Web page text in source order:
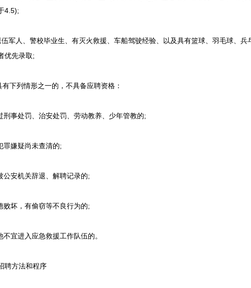
4.5);
人、警校毕业生、有灭火救援、车船驾驶经验、以及具有篮球、羽毛球、兵
优先录取;
列情形之一的，不具备应聘资格：
事处罚、治安处罚、劳动教养、少年管教的;
嫌疑尚未查清的;
安机关辞退、解聘记录的;
坏，有偷窃等不良行为的;
进入应急救援工作队伍的。
方法和程序